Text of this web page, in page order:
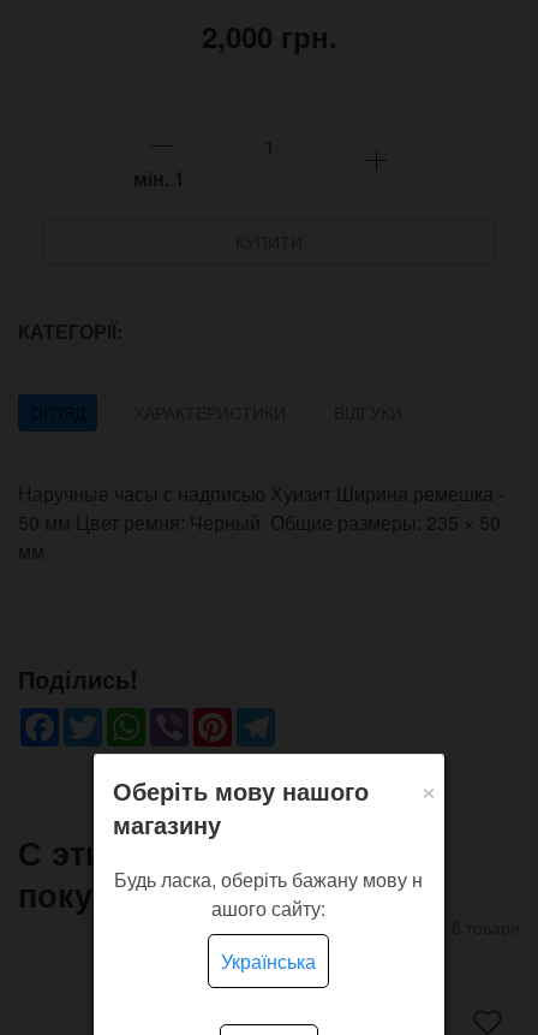
2,000 грн.
мін. 1
КАТЕГОРІЇ:
ОГЛЯД
Наручные часы с надписью Хуизит Ширина ремешка -
50 мм Цвет ремня: Черный. Общие размеры: 235 × 50
мм
Поділись!
Facebook
TwitterWhatsApp
ViberPinterest
С этим товаром часто
покупают
×
Оберіть мову нашого
магазину
Будь ласка, оберіть бажану мову н
ашого сайту:
Українська